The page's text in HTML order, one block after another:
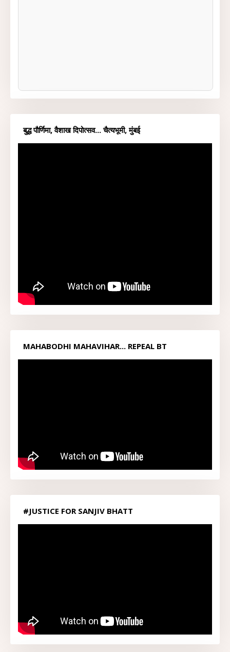
बुद्ध पौर्णिमा, वैशाख दिपोत्सव... चैत्यभूमी, मुंबई
MAHABODHI MAHAVIHAR... REPEAL BT
ACT1949...
#JUSTICE FOR SANJIV BHATT